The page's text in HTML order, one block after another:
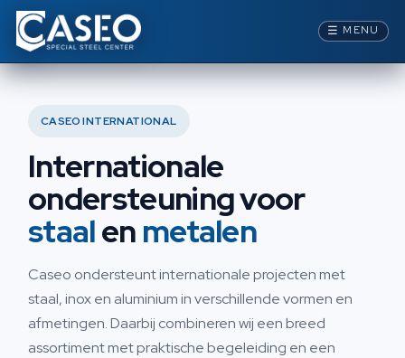
☰ MENU
CASEO INTERNATIONAL
Internationale
ondersteuning voor
staalen metalen
Caseo ondersteunt internationale projecten met
staal, inox en aluminium in verschillende vormen en
afmetingen. Daarbij combineren wij een breed
assortiment met praktische begeleiding en een